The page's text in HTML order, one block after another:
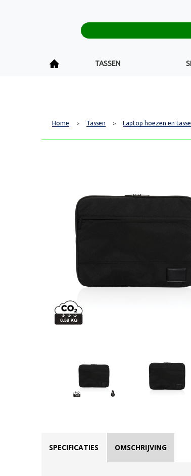
TASSEN
Home > Tassen > Laptop hoezen en
SPECIFICATIES OMSCHRIJVING